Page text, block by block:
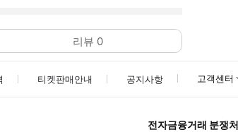
리뷰 0
티켓판매안내 공지사항 고객센터
전자금융거래 분쟁